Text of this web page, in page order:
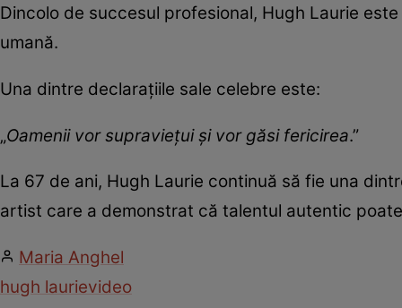
Dincolo de succesul profesional, Hugh Laurie
umană.
Una dintre declarațiile sale celebre este:
„Oamenii vor supraviețui și vor găsi fericirea.”
La 67 de ani, Hugh Laurie continuă să fie una
artist care a demonstrat că talentul autentic
Maria Anghel
hugh laurievideo